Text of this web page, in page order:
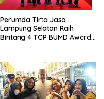
Perumda Tirta Jasa
Lampung Selatan Raih
Bintang 4 TOP BUMD Awards